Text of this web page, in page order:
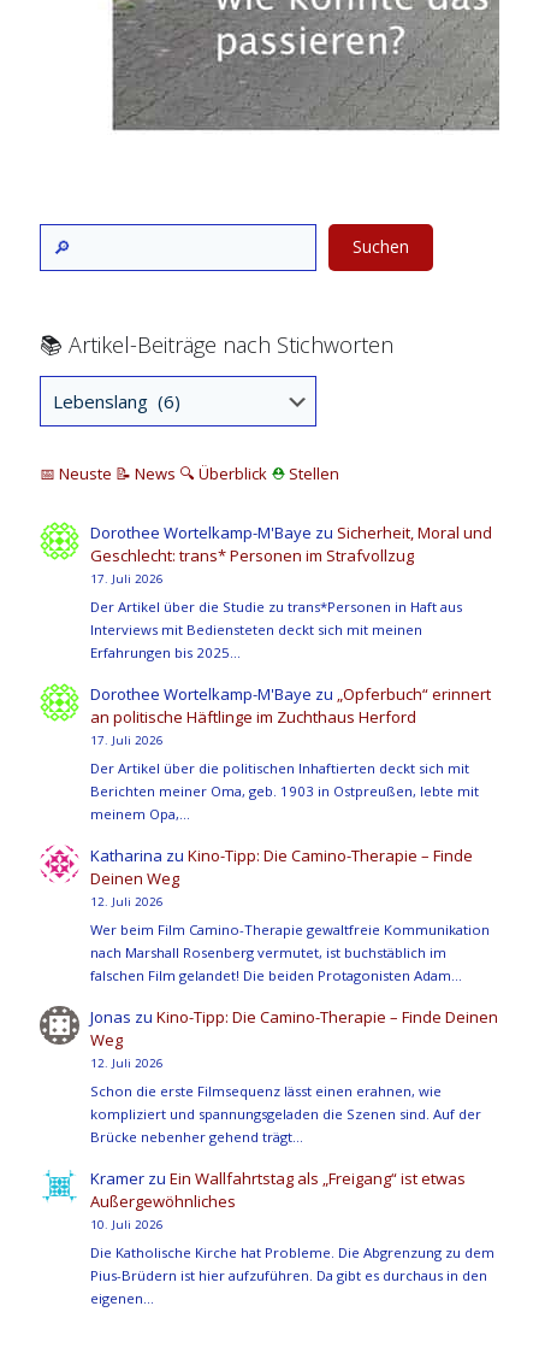
Suchen
📚 Artikel-Beiträge nach Stichworten
📅 Neuste 📝 News 🔍 Überblick ⛑ Stellen
Dorothee Wortelkamp-M'Baye zu Sicherheit, Moral und
Geschlecht: trans* Personen im Strafvollzug
17. Juli 2026
Der Artikel über die Studie zu trans*Personen in Haft aus
Interviews mit Bediensteten deckt sich mit meinen
Erfahrungen bis 2025…
Dorothee Wortelkamp-M'Baye zu „Opferbuch“ erinnert
an politische Häftlinge im Zuchthaus Herford
17. Juli 2026
Der Artikel über die politischen Inhaftierten deckt sich mit
Berichten meiner Oma, geb. 1903 in Ostpreußen, lebte mit
meinem Opa,…
Katharina zuKino-Tipp: Die Camino-Therapie – Finde
Deinen Weg
12. Juli 2026
Wer beim Film Camino-Therapie gewaltfreie Kommunikation
nach Marshall Rosenberg vermutet, ist buchstäblich im
falschen Film gelandet! Die beiden Protagonisten Adam…
Jonas zuKino-Tipp: Die Camino-Therapie – Finde Deinen
Weg
12. Juli 2026
Schon die erste Filmsequenz lässt einen erahnen, wie
kompliziert und spannungsgeladen die Szenen sind. Auf der
Brücke nebenher gehend trägt…
Kramer zuEin Wallfahrtstag als „Freigang“ ist etwas
Außergewöhnliches
10. Juli 2026
Die Katholische Kirche hat Probleme. Die Abgrenzung zu dem
Pius-Brüdern ist hier aufzuführen. Da gibt es durchaus in den
eigenen…